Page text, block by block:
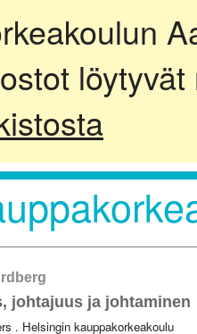
johtajuus ja johtaminen
. Helsingin kauppakorkeakoulu